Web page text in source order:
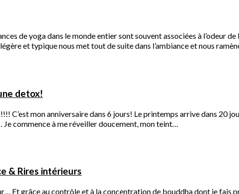
de yoga dans le monde entier sont souvent associées à l’odeur
et typique nous met tout de suite dans l’ambiance et nous
detox!
C’est mon anniversaire dans 6 jours! Le printemps arrive dans 20
commence à me réveiller doucement, mon teint…
& Rires intérieurs
Et grâce au contrôle et à la concentration de bouddha dont je fais